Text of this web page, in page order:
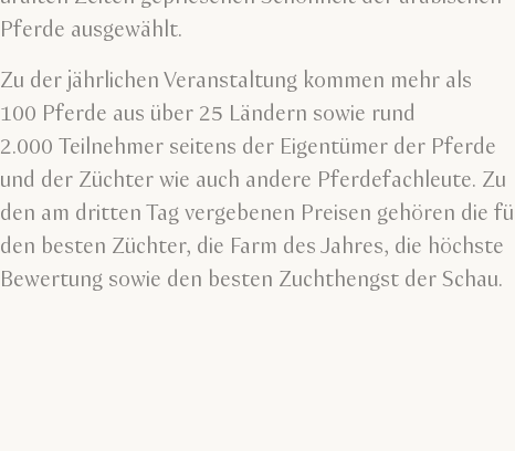
Pferde ausgewählt.
Zu der jährlichen Veranstaltung kommen mehr als
100 Pferde aus über 25 Ländern sowie rund
2.000 Teilnehmer seitens der Eigentümer der Pferde
und der Züchter wie auch andere Pferdefachleute. Zu
den am dritten Tag vergebenen Preisen gehören die
den besten Züchter, die Farm des Jahres, die höchste
Bewertung sowie den besten Zuchthengst der Schau.